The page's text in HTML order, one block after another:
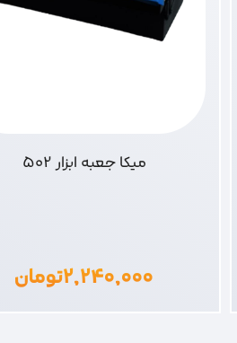
میکا جعبه ابزار 502
۲,۲۴۰,۰۰۰تومان